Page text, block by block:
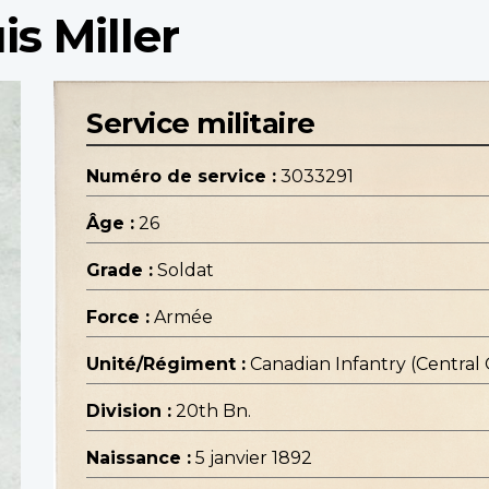
Miller
Service militaire
Numéro de service : 3033291
Âge : 26
Grade : Soldat
Force : Armée
Unité/Régiment : Canadian Infantry
Division : 20th Bn.
Naissance : 5 janvier 1892